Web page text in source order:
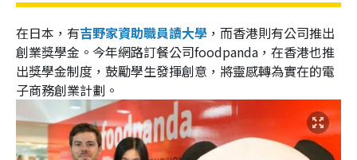
在日本，有吉野家資助職員讀大學 ，而香港則有公司推出
創業獎學金。今年網路訂餐公司foodpanda，在香港也推
出獎學金制度，鼓勵學生發揮創意，將靈感轉為實在的電
子商務創業計劃。